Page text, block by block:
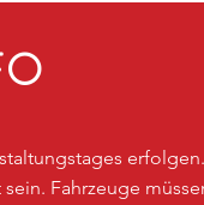
erfolgen.
Fahrzeuge